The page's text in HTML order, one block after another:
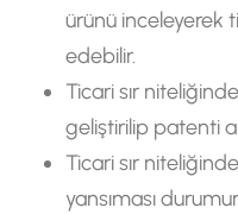
ürünü inceleyerek
edebilir.
Ticari sır
geliştirilip patenti
Ticari sır
yansıması